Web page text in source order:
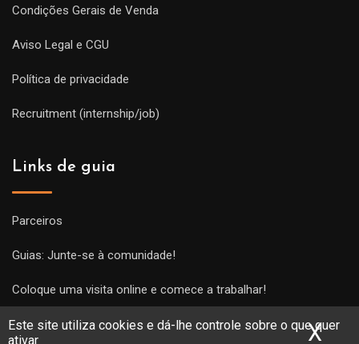
Este site utiliza cookies e dá-lhe controle sobre o que quer
ativar
X
Condições Gerais de Venda
Aviso Legal e CGU
Política de privacidade
Recruitment (internship/job)
Links de guia
Parceiros
Guias: Junte-se à comunidade!
Coloque uma visita online e comece a trabalhar!